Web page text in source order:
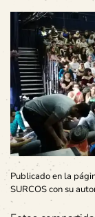
Publicado en la
SURCOS con su